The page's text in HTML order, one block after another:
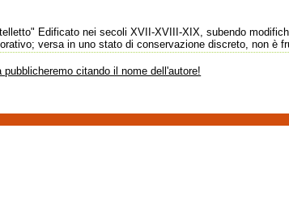
Edificato nei secoli XVII-XVIII-XIX, subendo
versa in uno stato di conservazione discreto, non è
citando il nome dell'autore!